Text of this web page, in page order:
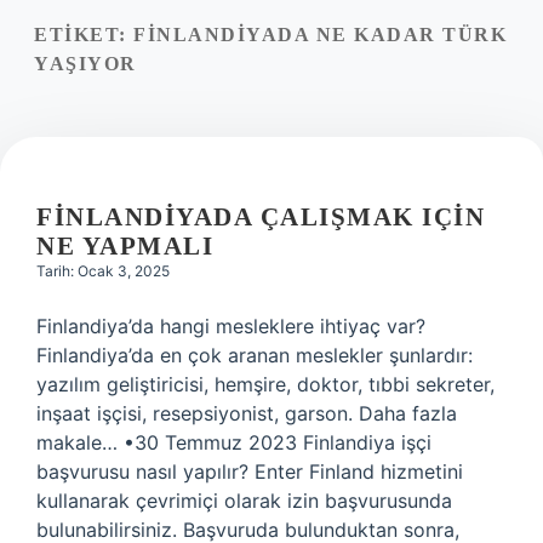
Yasal Uyarı
ETIKET: FINLANDIYADA NE KADAR TÜRK
YAŞIYOR
FINLANDIYADA ÇALIŞMAK IÇIN
NE YAPMALI
Tarih: Ocak 3, 2025
Finlandiya’da hangi mesleklere ihtiyaç var?
Finlandiya’da en çok aranan meslekler şunlardır:
yazılım geliştiricisi, hemşire, doktor, tıbbi sekreter,
inşaat işçisi, resepsiyonist, garson. Daha fazla
makale… •30 Temmuz 2023 Finlandiya işçi
başvurusu nasıl yapılır? Enter Finland hizmetini
kullanarak çevrimiçi olarak izin başvurusunda
bulunabilirsiniz. Başvuruda bulunduktan sonra,